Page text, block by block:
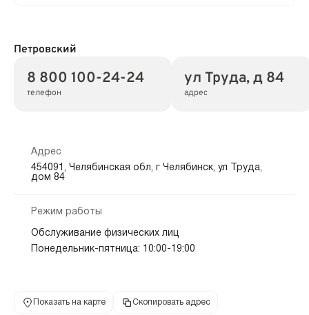
Петровский
8 800 100-24-24
телефон
ул Труда, д 84
адрес
Адрес
454091, Челябинская обл, г Челябинск, ул Труда,
дом 84
Режим работы
Обслуживание физических лиц
Понедельник-пятница: 10:00-19:00
Показать на карте Скопировать адрес